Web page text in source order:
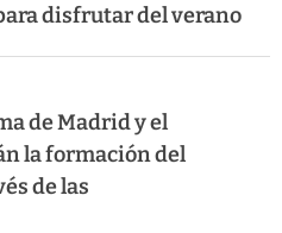
disfrutar del verano
de Madrid y el
la formación del
de las